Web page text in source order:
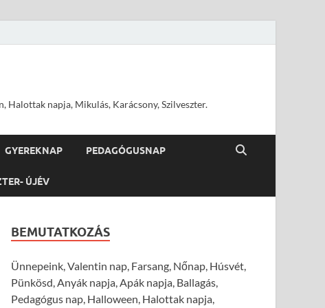
Halottak napja, Mikulás, Karácsony, Szilveszter.
GYEREKNAP PEDAGÓGUSNAP
ÚJÉV
BEMUTATKOZÁS
Ünnepeink, Valentin nap, Farsang, Nőnap, Húsvét,
Pünkösd, Anyák napja, Apák napja, Ballagás,
Pedagógus nap, Halloween, Halottak napja,